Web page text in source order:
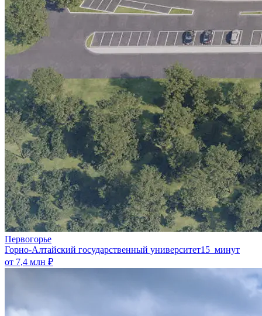
Первогорье
Горно-Алтайский государственный университет15 минут
от 7,4 млн ₽